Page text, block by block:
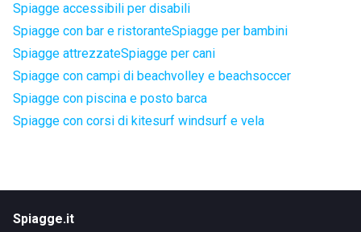
Spiagge accessibili per disabili
Spiagge con bar e ristoranteSpiagge per bambini
Spiagge attrezzateSpiagge per cani
Spiagge con campi di beachvolley e beachsoccer
Spiagge con piscina e posto barca
Spiagge con corsi di kitesurf windsurf e vela
Spiagge.it